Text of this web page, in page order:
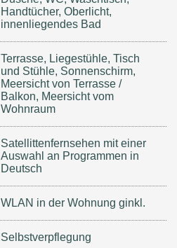
Handtücher, Oberlicht,
innenliegendes Bad
Terrasse, Liegestühle, Tisch
und Stühle, Sonnenschirm,
Meersicht von Terrasse /
Balkon, Meersicht vom
Wohnraum
Satellittenfernsehen mit einer
Auswahl an Programmen in
Deutsch
WLAN in der Wohnung ginkl.
Selbstverpflegung